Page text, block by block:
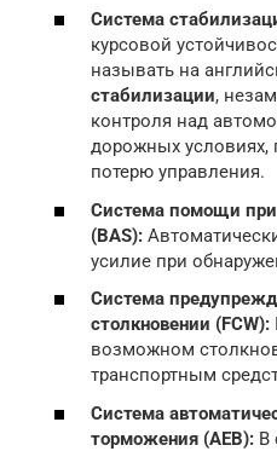
Система
курсовой
называть на
стабилизации,
контроля над
дорожных условиях,
потерю управления.
Система помощи
(BAS):
усилие при
Система
столкновении (FCW):
возможном
транспортным
Система
торможения (AEB): В